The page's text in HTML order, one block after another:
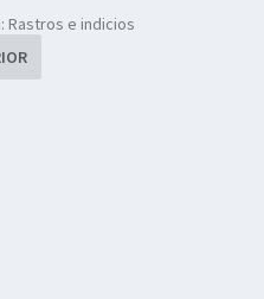
Rastros e indicios